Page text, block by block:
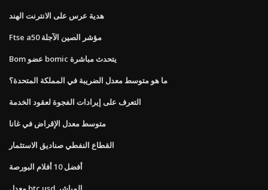
هدية عرس على الانترنت الهند
Ftse a50 مؤشر الصين الآجلة
Bom عضو bomic يتحدث مباشرة
ما هو متوسط ​​معدل الضريبة في المملكة المتحدة؟
التعرف على إيرادات الفجوة لعقود الخدمة
متوسط ​​معدل الإقراض في غانا
القطاع النفطي صناديق الاستثمار
أفضل 10 أفلام البورصة